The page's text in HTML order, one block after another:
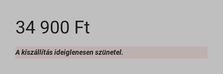
34 900 Ft
A kiszállítás ideiglenesen szünetel.